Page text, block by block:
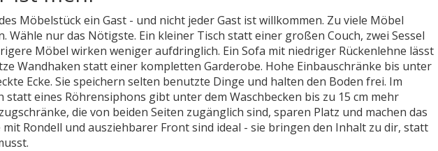
Möbelstück ein Gast - und nicht jeder Gast ist willkommen. Zu viele Möbel
Wähle nur das Nötigste. Ein kleiner Tisch statt einer großen Couch, zwei Sessel
Möbel wirken weniger aufdringlich. Ein Sofa mit niedriger Rückenlehne lässt
Wandhaken statt einer kompletten Garderobe. Hohe Einbauschränke bis unter
Ecke. Sie speichern selten benutzte Dinge und halten den Boden frei. Im
statt eines Röhrensiphons gibt unter dem Waschbecken bis zu 15 cm mehr
die von beiden Seiten zugänglich sind, sparen Platz und machen das
Rondell und ausziehbarer Front sind ideal - sie bringen den Inhalt zu dir, statt